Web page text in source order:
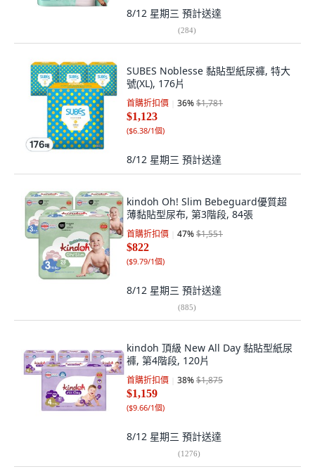
8/12 星期三 預計送達
(284)
SUBES Noblesse 黏貼型紙尿褲, 特大
號(XL), 176片
首購折扣價 36%$1,781
$1,123
($6.38/1個)
8/12 星期三 預計送達
kindoh Oh! Slim Bebeguard優質超
薄黏貼型尿布, 第3階段, 84張
首購折扣價 47%$1,551
$822
($9.79/1個)
8/12 星期三 預計送達
(885)
kindoh 頂級 New All Day 黏貼型紙尿
褲, 第4階段, 120片
首購折扣價 38%$1,875
$1,159
($9.66/1個)
8/12 星期三 預計送達
(1276)